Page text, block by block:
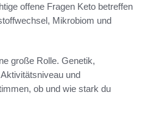
offene Fragen Keto betreffen
Mikrobiom und
große Rolle. Genetik,
und
ob und wie stark du